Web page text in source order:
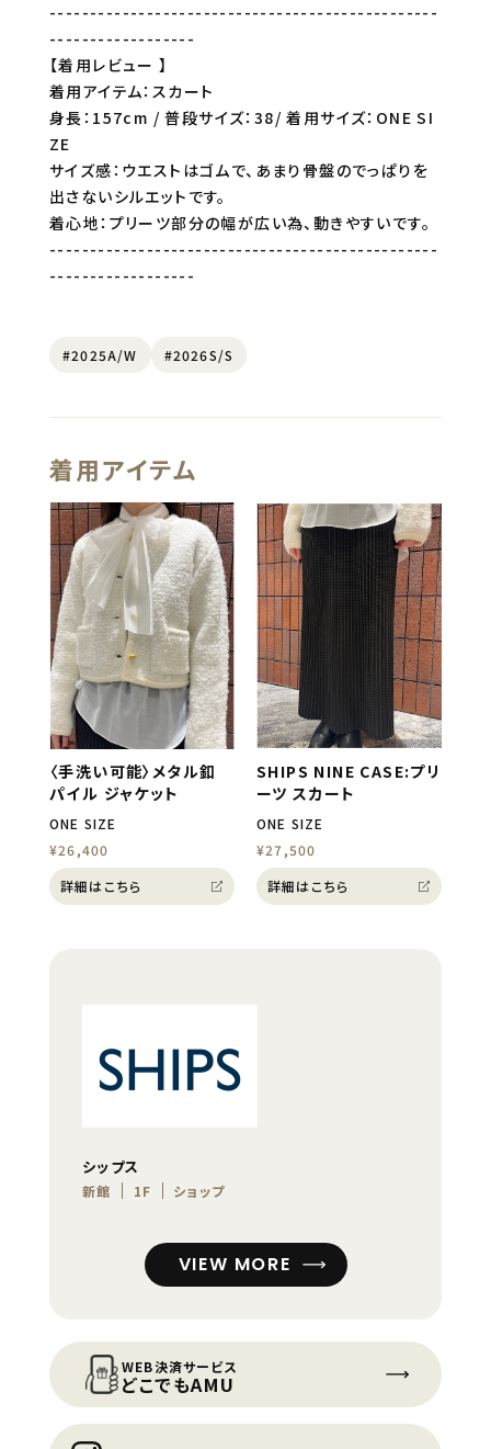
------------------------------------------------
------------------
【着用レビュー 】
着用アイテム：スカート
身長：157cm / 普段サイズ：38/ 着用サイズ：ONE SI
ZE
サイズ感：ウエストはゴムで、あまり骨盤のでっぱりを
出さないシルエットです。
着心地：プリーツ部分の幅が広い為、動きやすいです。
------------------------------------------------
------------------
#2025A/W #2026S/S
着用アイテム
〈手洗い可能〉メタル釦
パイル ジャケット
ONE SIZE
¥26,400
詳細はこちら
SHIPS NINE CASE:プリ
ーツ スカート
ONE SIZE
¥27,500
詳細はこちら
シップス
新館 1F ショップ
VIEW MORE
WEB決済サービス
どこでもAMU